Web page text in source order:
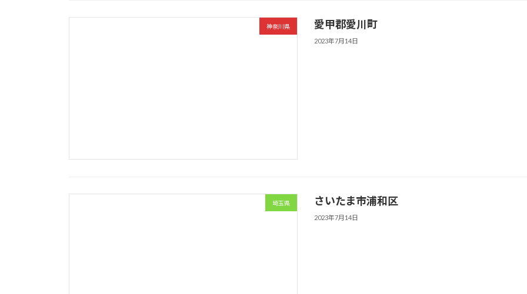
神奈川県 愛甲郡愛川町
2023年7月14日
埼玉県 さいたま市浦和区
2023年7月14日